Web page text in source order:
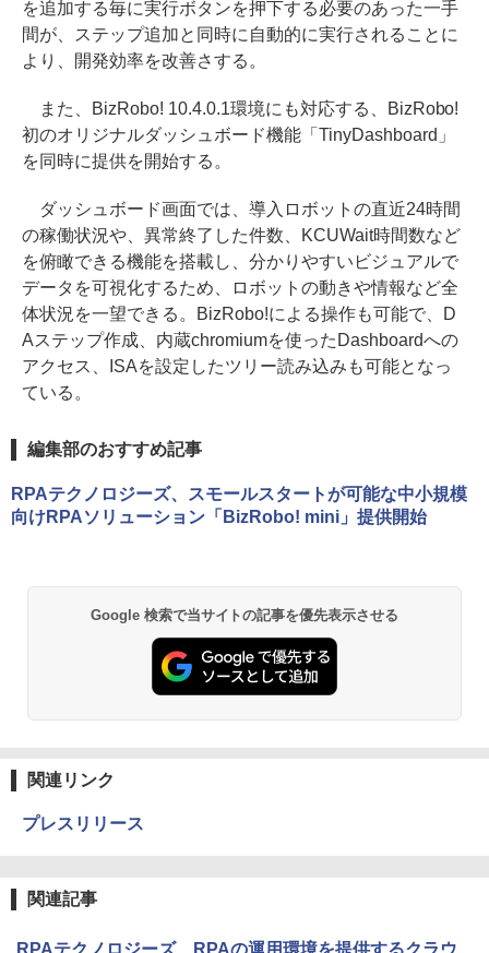
を追加する毎に実行ボタンを押下する必要のあった一手
間が、ステップ追加と同時に自動的に実行されることに
より、開発効率を改善さする。
また、BizRobo! 10.4.0.1環境にも対応する、BizRobo!
初のオリジナルダッシュボード機能「TinyDashboard」
を同時に提供を開始する。
ダッシュボード画面では、導入ロボットの直近24時間
の稼働状況や、異常終了した件数、KCUWait時間数など
を俯瞰できる機能を搭載し、分かりやすいビジュアルで
データを可視化するため、ロボットの動きや情報など全
体状況を一望できる。BizRobo!による操作も可能で、D
Aステップ作成、内蔵chromiumを使ったDashboardへの
アクセス、ISAを設定したツリー読み込みも可能となっ
ている。
編集部のおすすめ記事
RPAテクノロジーズ、スモールスタートが可能な中小規模
向けRPAソリューション「BizRobo! mini」提供開始
Google 検索で当サイトの記事を優先表示させる
関連リンク
プレスリリース
関連記事